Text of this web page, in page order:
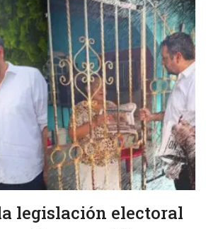
legislación electoral